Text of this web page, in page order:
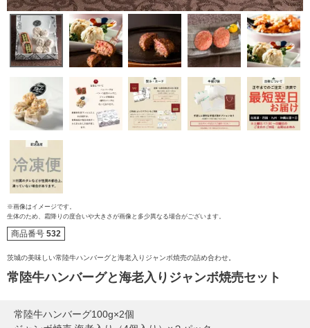
ご注文ガイド
配送・送料
熨斗・カード
イイジマとは
常陸牛とは？
しゃぶしゃぶ
※画像はイメージです。
生体のため、霜降りの度合いや大きさが画像と多少異なる場合がございます。
商品番号 532
茨城の美味しい常陸牛ハンバーグと海老入りジャンボ焼売の詰め合わせ。
常陸牛ハンバーグと海老入りジャンボ焼売セット
常陸牛ハンバーグ100g×2個